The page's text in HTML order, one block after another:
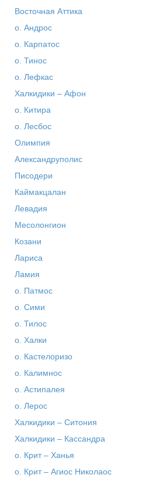
Восточная Аттика
о. Андрос
о. Карпатос
о. Тинос
о. Лефкас
Халкидики – Афон
о. Китира
о. Лесбос
Олимпия
Александруполис
Писодери
Каймакцалан
Левадия
Месолонгион
Козани
Лариса
Ламия
о. Патмос
о. Сими
о. Тилос
о. Халки
о. Кастелоризо
о. Калимнос
о. Астипалея
о. Лерос
Халкидики – Ситония
Халкидики – Кассандра
о. Крит – Ханья
о. Крит – Агиос Николаос